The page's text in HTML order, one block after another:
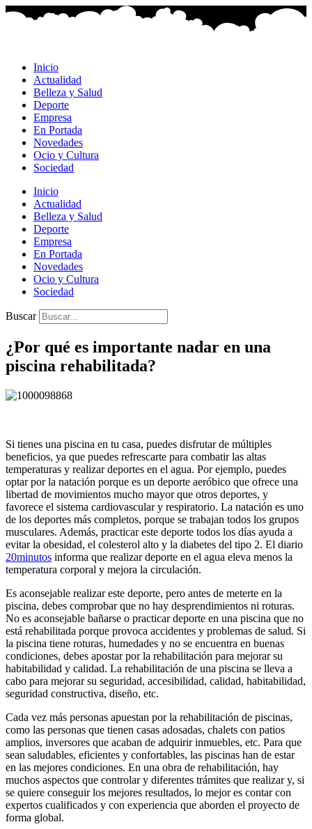
Ir
Inicio
Actualidad
Belleza y Salud
Deporte
Empresa
En Portada
Novedades
Ocio y Cultura
Sociedad
Inicio
Actualidad
Belleza y Salud
Deporte
Empresa
En Portada
Novedades
Ocio y Cultura
Sociedad
Buscar
¿Por qué es importante nadar en una
piscina rehabilitada?
Si tienes una piscina en tu casa, puedes disfrutar de múltiples
beneficios, ya que puedes refrescarte para combatir las altas
temperaturas y realizar deportes en el agua. Por ejemplo, puedes
optar por la natación porque es un deporte aeróbico que ofrece una
libertad de movimientos mucho mayor que otros deportes, y
favorece el sistema cardiovascular y respiratorio. La natación es uno
de los deportes más completos, porque se trabajan todos los grupos
musculares. Además, practicar este deporte todos los días ayuda a
evitar la obesidad, el colesterol alto y la diabetes del tipo 2. El diario
20minutos informa que realizar deporte en el agua eleva menos la
temperatura corporal y mejora la circulación.
Es aconsejable realizar este deporte, pero antes de meterte en la
piscina, debes comprobar que no hay desprendimientos ni roturas.
No es aconsejable bañarse o practicar deporte en una piscina que no
está rehabilitada porque provoca accidentes y problemas de salud. Si
la piscina tiene roturas, humedades y no se encuentra en buenas
condiciones, debes apostar por la rehabilitación para mejorar su
habitabilidad y calidad. La rehabilitación de una piscina se lleva a
cabo para mejorar su seguridad, accesibilidad, calidad, habitabilidad,
seguridad constructiva, diseño, etc.
Cada vez más personas apuestan por la rehabilitación de piscinas,
como las personas que tienen casas adosadas, chalets con patios
amplios, inversores que acaban de adquirir inmuebles, etc. Para que
sean saludables, eficientes y confortables, las piscinas han de estar
en las mejores condiciones. En una obra de rehabilitación, hay
muchos aspectos que controlar y diferentes trámites que realizar y, si
se quiere conseguir los mejores resultados, lo mejor es contar con
expertos cualificados y con experiencia que aborden el proyecto de
forma global.